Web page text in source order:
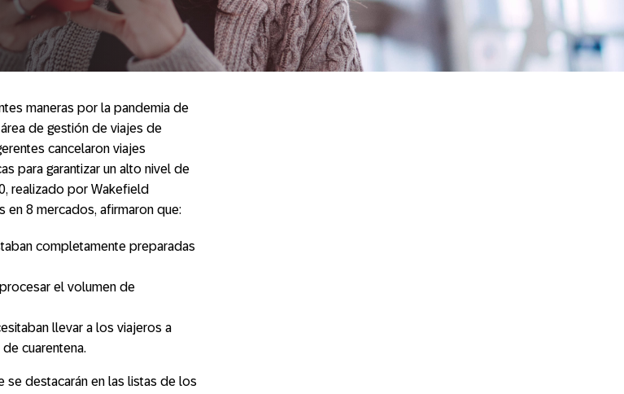
maneras por la pandemia de
de gestión de viajes de
cancelaron viajes
para garantizar un alto nivel de
realizado por Wakefield
en 8 mercados, afirmaron que:
completamente preparadas
el volumen de
llevar a los viajeros a
cuarentena.
se destacarán en las listas de los